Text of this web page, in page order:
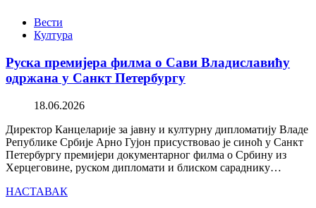
Вести
Култура
Руска премијера филма о Сави Владиславићу
одржана у Санкт Петербургу
18.06.2026
Директор Канцеларије за јавну и културну дипломатију Владе
Републике Србије Арно Гујон присуствовао је синоћ у Санкт
Петербургу премијери документарног филма о Србину из
Херцеговине, руском дипломати и блиском сараднику…
НАСТАВАК